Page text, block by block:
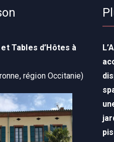
Tables d’Hôtes à
région Occitanie)
p